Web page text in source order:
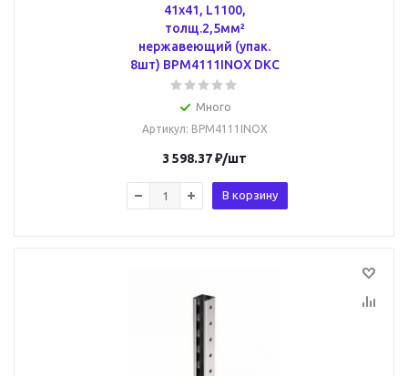
41х41, L1100,
толщ.2,5мм²
нержавеющий (упак.
8шт) BPM4111INOX DKC
Много
Артикул: BPM4111INOX
3 598.37₽/шт
В корзину